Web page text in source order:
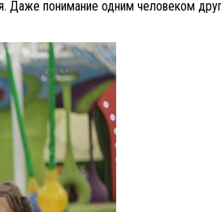
понимание одним человеком